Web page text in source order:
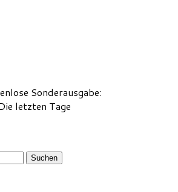
Sonderausgabe:
letzten Tage